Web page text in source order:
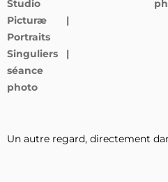
Un autre regard, directement